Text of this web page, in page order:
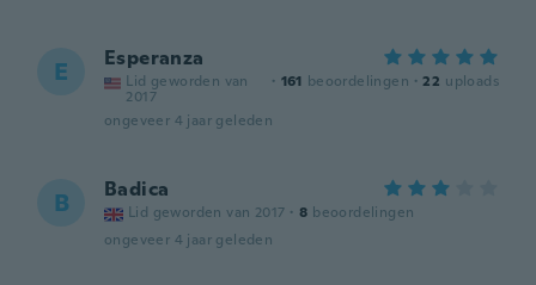
E Esperanza
Lid geworden van
2017
· 161 beoordelingen · 22 uploads
ongeveer 4 jaar geleden
B Badica
Lid geworden van 2017 · 8 beoordelingen
ongeveer 4 jaar geleden